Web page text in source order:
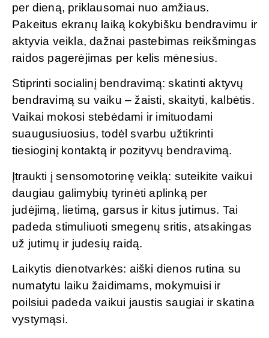
per dieną, priklausomai nuo amžiaus.
Pakeitus ekranų laiką kokybišku bendravimu ir
aktyvia veikla, dažnai pastebimas reikšmingas
raidos pagerėjimas per kelis mėnesius.
Stiprinti socialinį bendravimą: skatinti aktyvų
bendravimą su vaiku – žaisti, skaityti, kalbėtis.
Vaikai mokosi stebėdami ir imituodami
suaugusiuosius, todėl svarbu užtikrinti
tiesioginį kontaktą ir pozityvų bendravimą.
Įtraukti į sensomotorinę veiklą: suteikite vaikui
daugiau galimybių tyrinėti aplinką per
judėjimą, lietimą, garsus ir kitus jutimus. Tai
padeda stimuliuoti smegenų sritis, atsakingas
už jutimų ir judesių raidą.
Laikytis dienotvarkės: aiški dienos rutina su
numatytu laiku žaidimams, mokymuisi ir
poilsiui padeda vaikui jaustis saugiai ir skatina
vystymąsi.